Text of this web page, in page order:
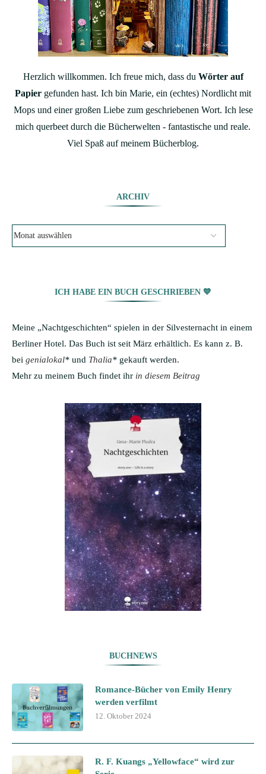
Herzlich willkommen. Ich freue mich, dass du Wörter auf
Papier gefunden hast. Ich bin Marie, ein (echtes) Nordlicht mit
Mops und einer großen Liebe zum geschriebenen Wort. Ich lese
mich querbeet durch die Bücherwelten - fantastische und reale.
Viel Spaß auf meinem Bücherblog.
ARCHIV
ICH HABE EIN BUCH GESCHRIEBEN 💙
Meine „Nachtgeschichten“ spielen in der Silvesternacht in einem
Berliner Hotel. Das Buch ist seit März erhältlich. Es kann z. B.
bei genialokal* und Thalia* gekauft werden.
Mehr zu meinem Buch findet ihr in diesem Beitrag
BUCHNEWS
Romance-Bücher von Emily Henry
werden verfilmt
12. Oktober 2024
R. F. Kuangs „Yellowface“ wird zur